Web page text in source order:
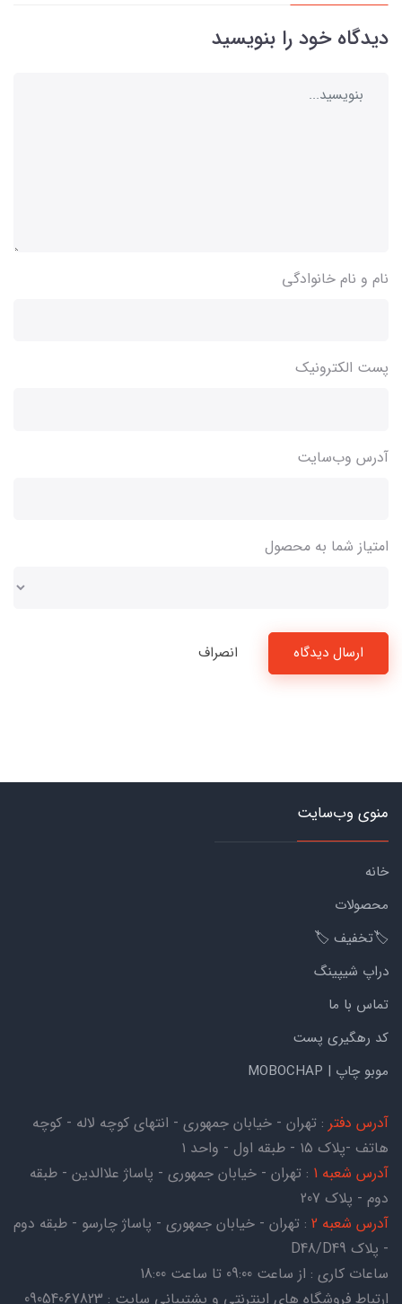
دیدگاه خود را بنویسید
نام و نام خانوادگی
پست الکترونیک
آدرس وب‌سایت
امتیاز شما به محصول
ارسال دیدگاه انصراف
منوی وب‌سایت
خانه
محصولات
🏷️تخفیف 🏷️
دراپ شیپینگ
تماس با ما
کد رهگیری پست
موبو چاپ | MOBOCHAP
آدرس دفتر : تهران - خیابان جمهوری - انتهای کوچه لاله - کوچه
هاتف -پلاک ۱۵ - طبقه اول - واحد ۱
آدرس شعبه 1
: تهران - خیابان جمهوری - پاساژ علاالدین - طبقه
دوم - پلاک 207
آدرس شعبه 2
: تهران - خیابان جمهوری - پاساژ چارسو - طبقه دوم
- پلاک D48/D49
ساعات کاری : از ساعت 09:00 تا ساعت 18:00
ارتباط فروشگاه های اینترنتی و پشتیبانی سایت : 09054067823